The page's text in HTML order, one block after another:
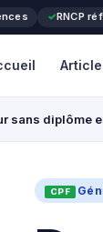
RNCP
sans diplôme